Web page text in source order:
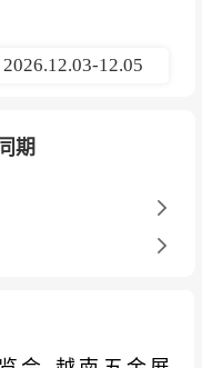
2026.12.03-12.05
期